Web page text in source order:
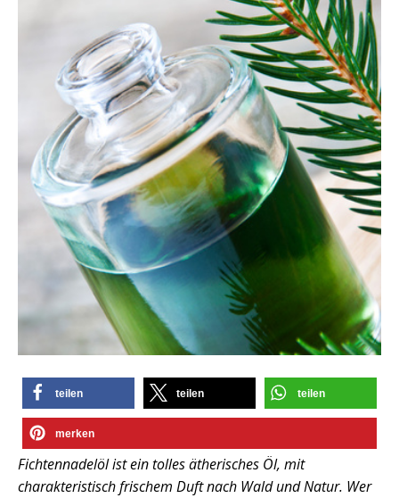
teilen teilen teilen
merken
Fichtennadelöl ist ein tolles ätherisches Öl, mit
charakteristisch frischem Duft nach Wald und Natur. Wer